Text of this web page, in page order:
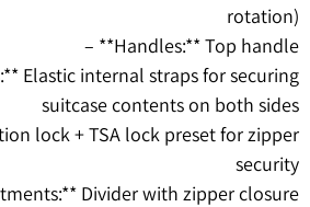
rotation)
– **Handles:** Top handle
Elastic internal straps for securing
suitcase contents on both sides
lock + TSA lock preset for zipper
security
Divider with zipper closure